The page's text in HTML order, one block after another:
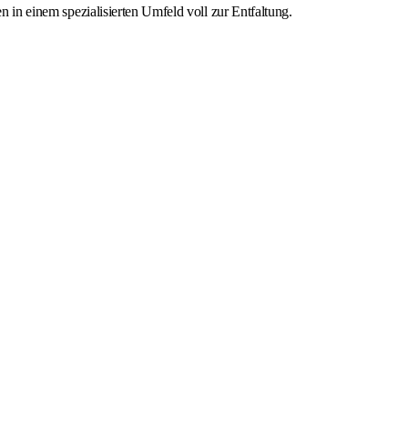
in einem spezialisierten Umfeld voll zur Entfaltung.